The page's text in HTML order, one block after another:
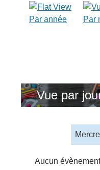
Par année Par
Vue par
Aucun évènement